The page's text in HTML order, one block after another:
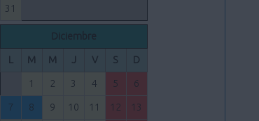
31
L M M J V S D
1 2 3 4 5 6
7 8 9 10 11 12 13